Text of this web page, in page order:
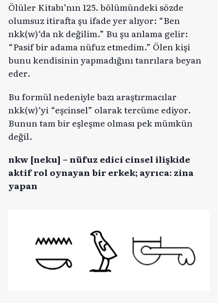
Ölüler Kitabı’nın 125. bölümündeki sözde
olumsuz itirafta şu ifade yer alıyor: “Ben
nkk(w)‘da nk değilim.” Bu şu anlama gelir:
“Pasif bir adama nüfuz etmedim.” Ölen kişi
bunu kendisinin yapmadığını tanrılara beyan
eder.
Bu formül nedeniyle bazı araştırmacılar
nkk(w)‘yi “eşcinsel” olarak tercüme ediyor.
Bunun tam bir eşleşme olması pek mümkün
değil.
nkw [neku] – nüfuz edici cinsel ilişkide
aktif rol oynayan bir erkek; ayrıca: zina
yapan